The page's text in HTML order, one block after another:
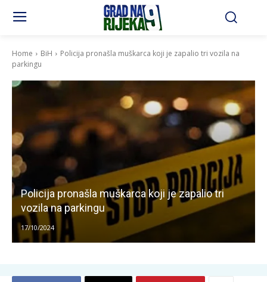
Home BiH
Policija pronašla muškarca koji je zapalio tri vozila na
parkingu
Policija pronašla muškarca koji je zapalio tri
vozila na parkingu
17/10/2024